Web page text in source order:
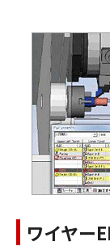
ワイヤー